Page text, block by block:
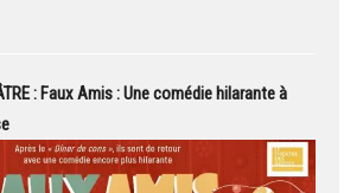
: Faux Amis : Une comédie hilarante à